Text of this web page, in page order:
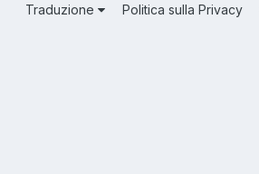
Traduzione Politica sulla Privacy